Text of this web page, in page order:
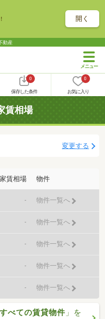
開く
動産
0
保存した条件
0
お気に入り
賃相場
変更する
家賃相場 物件
- 物件一覧へ
- 物件一覧へ
- 物件一覧へ
- 物件一覧へ
- 物件一覧へ
すべての賃貸物件 」を